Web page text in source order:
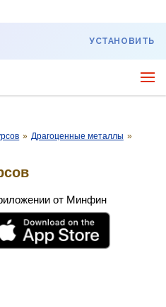
УСТАНОВИТЬ
» Драгоценные металлы »
от Минфин